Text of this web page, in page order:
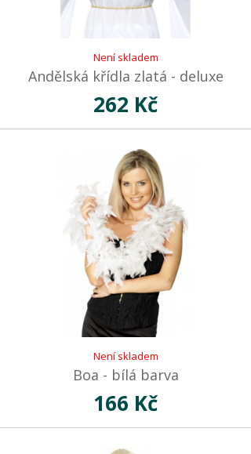
Není skladem
Andělská křídla zlatá - deluxe
262 Kč
Není skladem
Boa - bílá barva
166 Kč